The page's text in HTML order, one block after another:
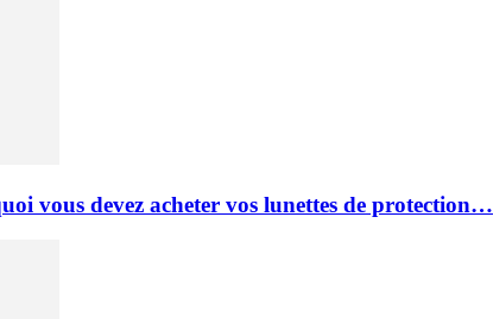
vous devez acheter vos lunettes de protection…